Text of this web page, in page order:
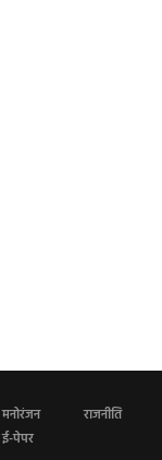
मनोरंजन
राजनीति
ई-पेपर